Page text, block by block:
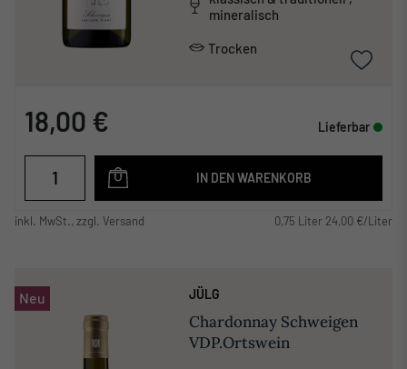
mineralisch
Trocken
18,00 € Lieferbar
IN DEN WARENKORB
inkl. MwSt., zzgl. Versand 0,75 Liter 24,00 €/Liter
Neu JÜLG
Chardonnay Schweigen
VDP.Ortswein